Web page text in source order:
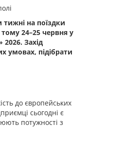
на поїздки
24–25 червня у
2026. Захід
умовах, підібрати
до європейських
сьогодні є
потужності з